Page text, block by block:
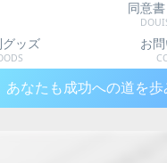
同意
ッズ お
あなたも成功への道を歩